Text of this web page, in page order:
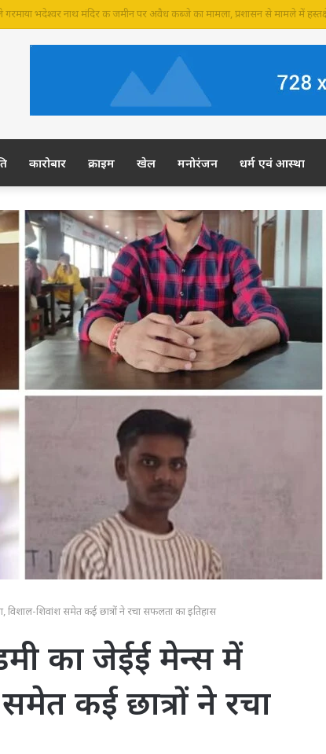
की जमीन पर अवैध कब्जे का आरोप, ग्रामीण कल डीएम-एसपी से करेंगे शिकायत
कारोबार क्राइम खेल मनोरंजन धर्म एवं आस्था
शिवांश समेत कई छात्रों ने रचा सफलता का इतिहास
का जेईई मेन्स में
कई छात्रों ने रचा